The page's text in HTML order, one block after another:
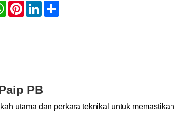
WhatsAppPinterestLinkedInShare
PB
utama dan perkara teknikal untuk memastikan